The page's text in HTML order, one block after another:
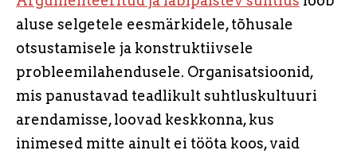
aluse selgetele eesmärkidele, tõhusale
otsustamisele ja konstruktiivsele
probleemilahendusele. Organisatsioonid,
mis panustavad teadlikult suhtluskultuuri
arendamisse, loovad keskkonna, kus
inimesed mitte ainult ei tööta koos, vaid